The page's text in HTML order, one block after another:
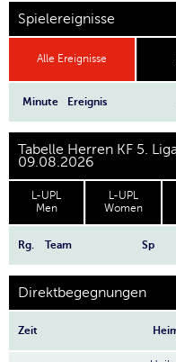
Spielereignisse
Alle Ereignisse
Minute Ereignis
Tabelle Herren KF 5.
09.08.2026
L-UPL
Men
L-UPL
Women
Rg. Team Sp
Direktbegegnungen
Zeit